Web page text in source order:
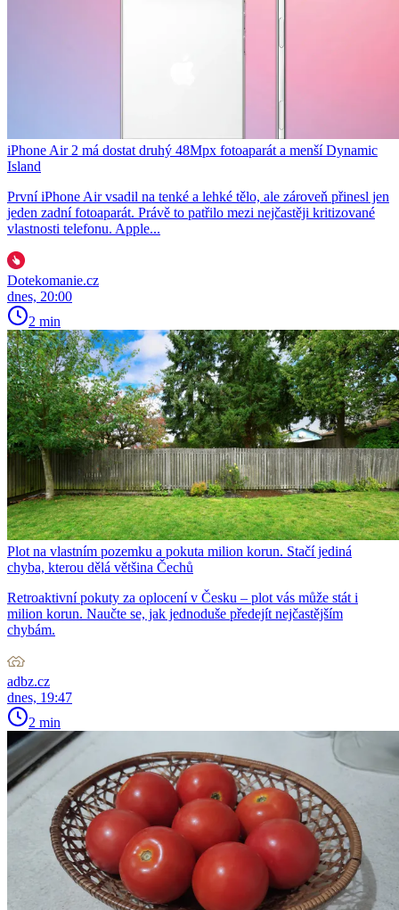
iPhone Air 2 má dostat druhý 48Mpx fotoaparát a menší Dynamic
Island
První iPhone Air vsadil na tenké a lehké tělo, ale zároveň přinesl jen
jeden zadní fotoaparát. Právě to patřilo mezi nejčastěji kritizované
vlastnosti telefonu. Apple...
Dotekomanie.cz
dnes, 20:00
2 min
Plot na vlastním pozemku a pokuta milion korun. Stačí jediná
chyba, kterou dělá většina Čechů
Retroaktivní pokuty za oplocení v Česku – plot vás může stát i
milion korun. Naučte se, jak jednoduše předejít nejčastějším
chybám.
adbz.cz
dnes, 19:47
2 min